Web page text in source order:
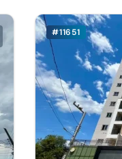
#11651